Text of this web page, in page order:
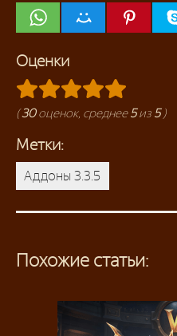
Оценки
(30оценок, среднее5из 5)
Метки:
Аддоны 3.3.5
Похожие статьи: